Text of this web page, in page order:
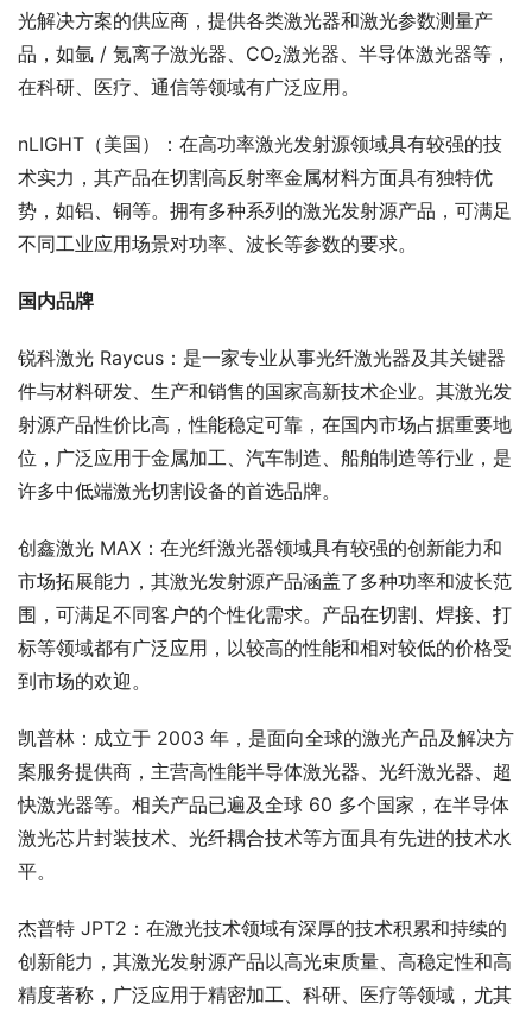
光解决方案的供应商，提供各类激光器和激光参数测量产
品，如氩 / 氪离子激光器、CO₂激光器、半导体激光器等，
在科研、医疗、通信等领域有广泛应用。
nLIGHT（美国）：在高功率激光发射源领域具有较强的技
术实力，其产品在切割高反射率金属材料方面具有独特优
势，如铝、铜等。拥有多种系列的激光发射源产品，可满足
不同工业应用场景对功率、波长等参数的要求。
国内品牌
锐科激光 Raycus：是一家专业从事光纤激光器及其关键器
件与材料研发、生产和销售的国家高新技术企业。其激光发
射源产品性价比高，性能稳定可靠，在国内市场占据重要地
位，广泛应用于金属加工、汽车制造、船舶制造等行业，是
许多中低端激光切割设备的首选品牌。
创鑫激光 MAX：在光纤激光器领域具有较强的创新能力和
市场拓展能力，其激光发射源产品涵盖了多种功率和波长范
围，可满足不同客户的个性化需求。产品在切割、焊接、打
标等领域都有广泛应用，以较高的性能和相对较低的价格受
到市场的欢迎。
凯普林：成立于 2003 年，是面向全球的激光产品及解决方
案服务提供商，主营高性能半导体激光器、光纤激光器、超
快激光器等。相关产品已遍及全球 60 多个国家，在半导体
激光芯片封装技术、光纤耦合技术等方面具有先进的技术水
平。
杰普特 JPT2：在激光技术领域有深厚的技术积累和持续的
创新能力，其激光发射源产品以高光束质量、高稳定性和高
精度著称，广泛应用于精密加工、科研、医疗等领域，尤其